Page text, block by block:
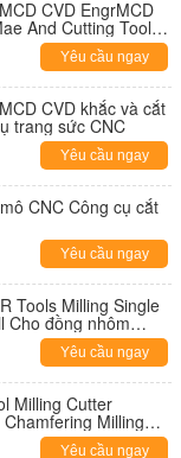
CVD EngrMCD
And Cutting Tool
trang sứcYêu cầu ngay
CVD khắc và cắt
trang sức CNC
Yêu cầu ngay
CNC Công cụ cắt
Yêu cầu ngay
Tools Milling Single
Cho đồng nhôm
Yêu cầu ngay
Milling Cutter
Milling
acrylic MCD
Yêu cầu ngay